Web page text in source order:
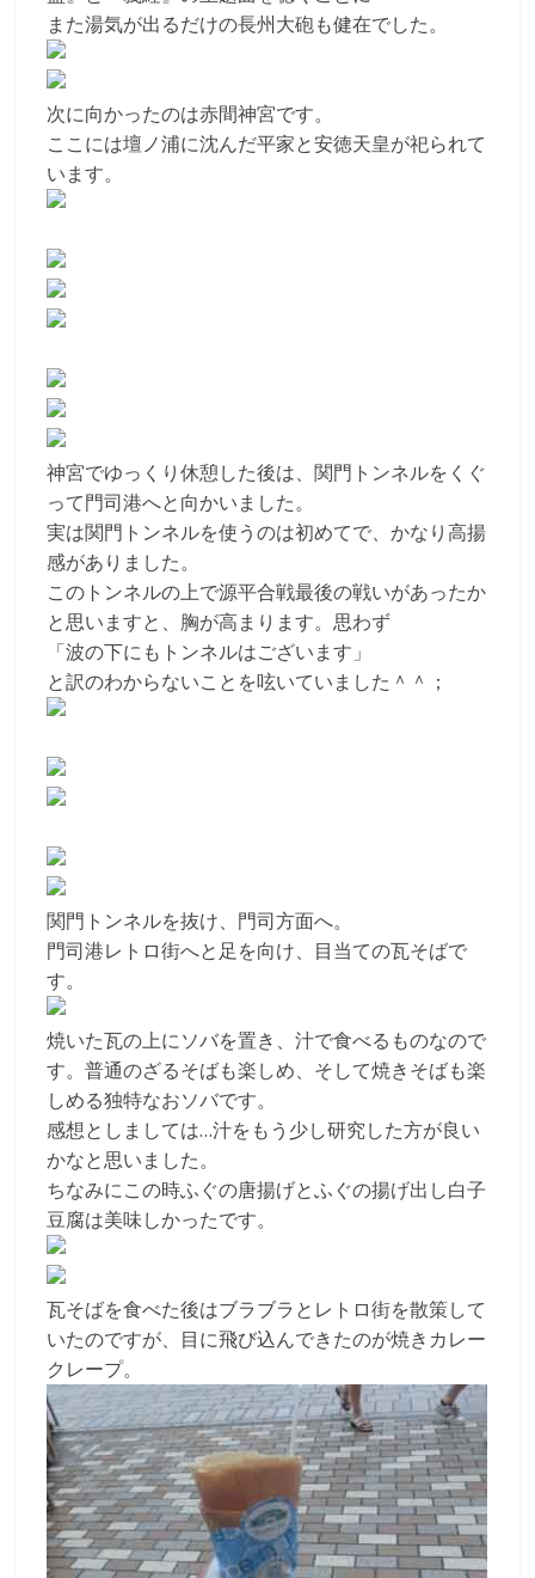
また湯気が出るだけの長州大砲も健在でした。
次に向かったのは赤間神宮です。
ここには壇ノ浦に沈んだ平家と安徳天皇が祀られて
います。
神宮でゆっくり休憩した後は、関門トンネルをくぐ
って門司港へと向かいました。
実は関門トンネルを使うのは初めてで、かなり高揚
感がありました。
このトンネルの上で源平合戦最後の戦いがあったか
と思いますと、胸が高まります。思わず
「波の下にもトンネルはございます」
と訳のわからないことを呟いていました＾＾；
関門トンネルを抜け、門司方面へ。
門司港レトロ街へと足を向け、目当ての瓦そばで
す。
焼いた瓦の上にソバを置き、汁で食べるものなので
す。普通のざるそばも楽しめ、そして焼きそばも楽
しめる独特なおソバです。
感想としましては…汁をもう少し研究した方が良い
かなと思いました。
ちなみにこの時ふぐの唐揚げとふぐの揚げ出し白子
豆腐は美味しかったです。
瓦そばを食べた後はブラブラとレトロ街を散策して
いたのですが、目に飛び込んできたのが焼きカレー
クレープ。